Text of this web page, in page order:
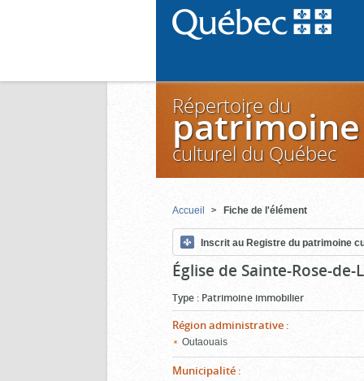
Répertoire du
patrimoine
culturel du Québec
Accueil Fiche de l'élément
Inscrit au Registre du patrimoine
Église de Sainte-Rose-de-
Type : Patrimoine immobilier
Région administrative :
Outaouais
Municipalité :